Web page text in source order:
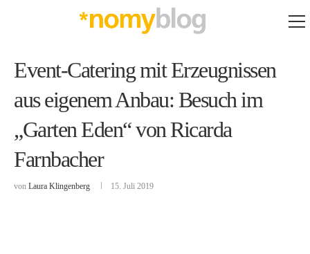
Event-Catering mit Erzeugnissen
aus eigenem Anbau: Besuch im
„Garten Eden“ von Ricarda
Farnbacher
von Laura Klingenberg 15. Juli 2019